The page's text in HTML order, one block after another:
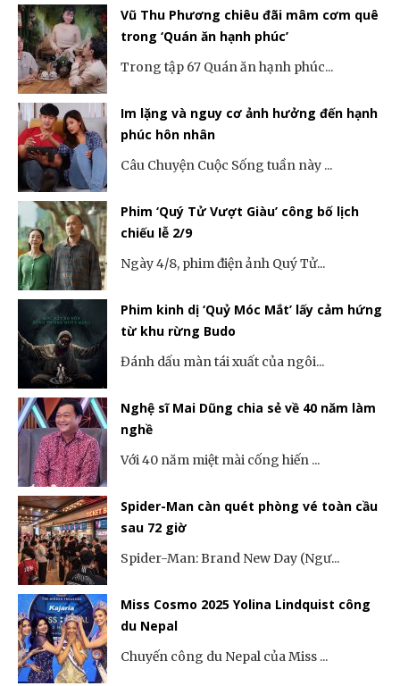
Vũ Thu Phương chiêu đãi mâm cơm quê
trong ‘Quán ăn hạnh phúc’
Trong tập 67 Quán ăn hạnh phúc...
Im lặng và nguy cơ ảnh hưởng đến hạnh
phúc hôn nhân
Câu Chuyện Cuộc Sống tuần này ...
Phim ‘Quý Tử Vượt Giàu’ công bố lịch
chiếu lễ 2/9
Ngày 4/8, phim điện ảnh Quý Tử...
Phim kinh dị ‘Quỷ Móc Mắt’ lấy cảm hứng
từ khu rừng Budo
Đánh dấu màn tái xuất của ngôi...
Nghệ sĩ Mai Dũng chia sẻ về 40 năm làm
nghề
Với 40 năm miệt mài cống hiến ...
Spider-Man càn quét phòng vé toàn cầu
sau 72 giờ
Spider-Man: Brand New Day (Ngư...
Miss Cosmo 2025 Yolina Lindquist công
du Nepal
Chuyến công du Nepal của Miss ...